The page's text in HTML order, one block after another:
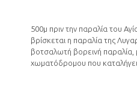
500μ πριν την παραλία του
βρίσκεται η παραλία της
βοτσαλωτή βορεινή
χωματόδρομου που καταλήγει